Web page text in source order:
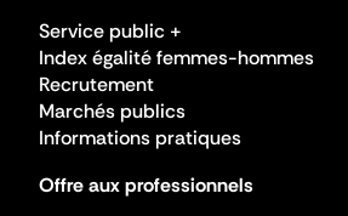
Service public +
Index égalité femmes-hommes
Recrutement
Marchés publics
Informations pratiques
Offre aux professionnels